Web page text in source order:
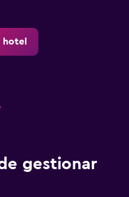
hotel
gestionar